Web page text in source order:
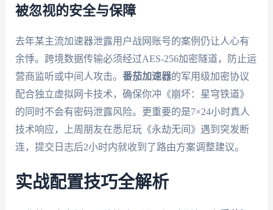
被忽视的安全与保障
去年某主流加速器泄露用户战网账号的案例仍让人心有
余悸。跨境数据传输必须经过AES-256加密隧道，防止运
营商监听或中间人攻击。 番茄加速器的军用级加密协议
配合独立虚拟网卡技术，确保你冲《崩坏：星穹铁道》
的同时不会有密码泄露风险。更重要的是7×24小时真人
技术响应，上周朋友在悉尼玩《永劫无间》遇到突发断
连，提交日志后2小时内就收到了路由方案调整建议。
实战配置技巧全解析